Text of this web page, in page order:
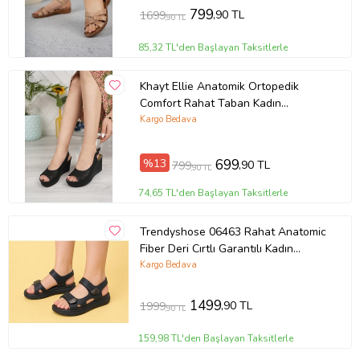
1699,90 TL 799,90 TL
85,32 TL'den Başlayan Taksitlerle
Khayt Ellie Anatomik Ortopedik
Comfort Rahat Taban Kadın
Sandalet Ayakkabı (Siyah)
Kargo Bedava
%13 799,90 TL 699,90 TL
74,65 TL'den Başlayan Taksitlerle
Trendyshose 06463 Rahat Anatomic
Fiber Deri Cırtlı Garantılı Kadın
Sandalet
Kargo Bedava
1999,90 TL 1499,90 TL
159,98 TL'den Başlayan Taksitlerle